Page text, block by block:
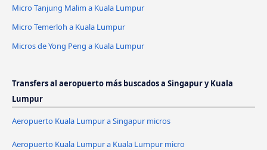
Micro Tanjung Malim a Kuala Lumpur
Micro Temerloh a Kuala Lumpur
Micros de Yong Peng a Kuala Lumpur
Transfers al aeropuerto más buscados a Singapur y Kuala
Lumpur
Aeropuerto Kuala Lumpur a Singapur micros
Aeropuerto Kuala Lumpur a Kuala Lumpur micro